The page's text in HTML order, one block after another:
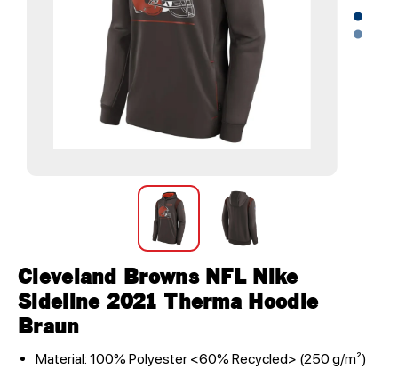
Cleveland Browns NFL Nike
Sideline 2021 Therma Hoodie
Braun
Material: 100% Polyester <60% Recycled> (250 g/m²)